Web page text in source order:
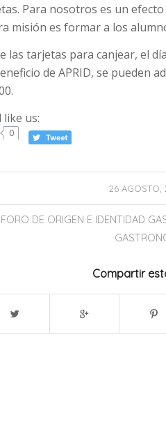
Para nosotros es un
misión es formar a los
las tarjetas para canjear, el
de APRID, se pueden
like us:
0
26 AGOSTO,
/
FORO DE ORIGEN E IDENTIDAD
Compartir